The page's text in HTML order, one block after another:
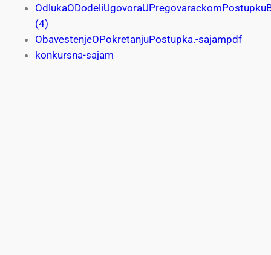
(4)
ObavestenjeOPokretanjuPostupka.-sajampdf
konkursna-sajam